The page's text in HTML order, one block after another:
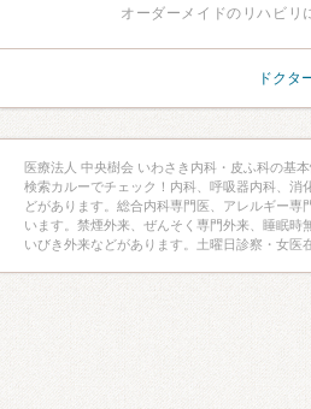
オーダーメイドのリハビリ
ドクタ
医療法人 中央樹会 いわさき内科・皮ふ科の基
検索カルーでチェック！内科、呼吸器内科、消
どがあります。総合内科専門医、アレルギー専
います。禁煙外来、ぜんそく専門外来、睡眠時
いびき外来などがあります。土曜日診察・女医